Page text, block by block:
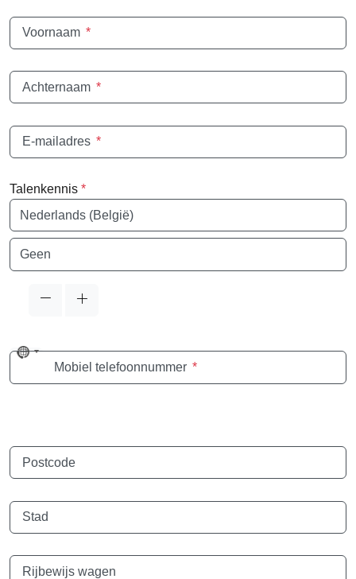
Voornaam *
Achternaam *
E-mailadres *
Talenkennis *
Taal
Taal
No
countryMobiel telefoonnummer *
Postcode
Stad
Rijbewijs wagen